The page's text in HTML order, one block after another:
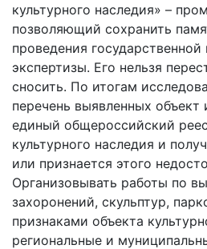
культурного наследия» –
позволяющий сохранить
проведения
экспертизы. Его нельзя
сносить. По итогам
перечень выявленных объект
единый общероссийский
культурного наследия и
или признается этого
Организовывать работы по
захоронений, скульптур,
признаками объекта
региональные и